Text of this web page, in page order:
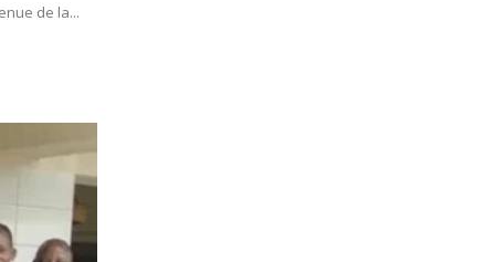
de la...